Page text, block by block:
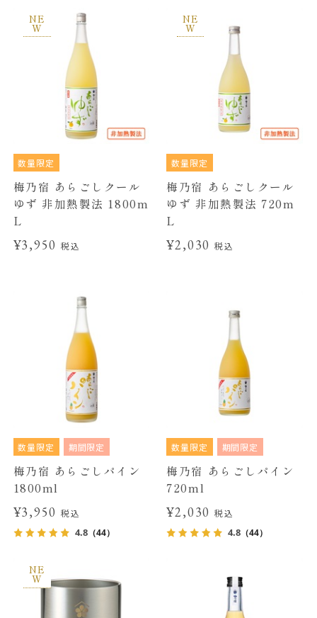
NE
W
数量限定
梅乃宿 あらごしクール
ゆず 非加熱製法 1800m
L
¥3,950税込
NE
W
数量限定
梅乃宿 あらごしクール
ゆず 非加熱製法 720m
L
¥2,030 税込
数量限定 期間限定
梅乃宿 あらごしパイン
1800ml
¥3,950税込
4.8（44）
数量限定 期間限定
梅乃宿 あらごしパイン
720ml
¥2,030 税込
4.8 （44）
NE
W